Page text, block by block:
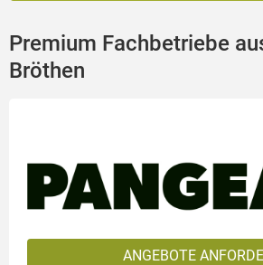
Premium Fachbetriebe
Bröthen
ANGEBOTE